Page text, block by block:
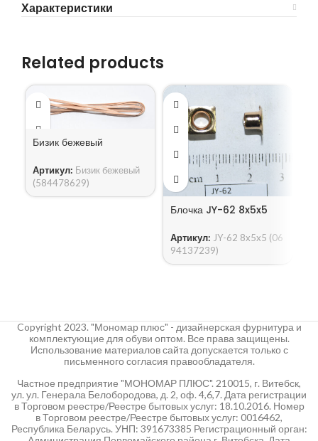
Характеристики
Related products
Бизик бежевый
Артикул: Бизик бежевый
(584478629)
Блочка JY-62 8x5x5
Артикул: JY-62 8x5x5 (06
94137239)
Copyright 2023. "Мономар плюс" - дизайнерская фурнитура и
комплектующие для обуви оптом. Все права защищены.
Использование материалов сайта допускается только с
письменного согласия правообладателя.
Частное предприятие "МОНОМАР ПЛЮС". 210015, г. Витебск,
ул. ул. Генерала Белобородова, д. 2, оф. 4,6,7. Дата регистрации
в Торговом реестре/Реестре бытовых услуг: 18.10.2016. Номер
в Торговом реестре/Реестре бытовых услуг: 0016462,
Республика Беларусь. УНП: 391673385 Регистрационный орган: